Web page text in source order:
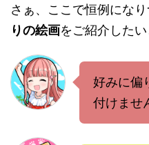
さぁ、ここで恒例になり
りの絵画をご紹介したい
好みに偏
付けませ